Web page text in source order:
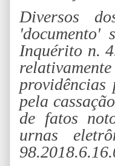
Diversos
'documento'
Inquérito n.
pela
de fatos
urnas